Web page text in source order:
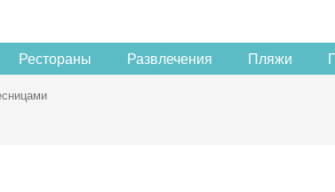
Рестораны Развлечения Пляжи